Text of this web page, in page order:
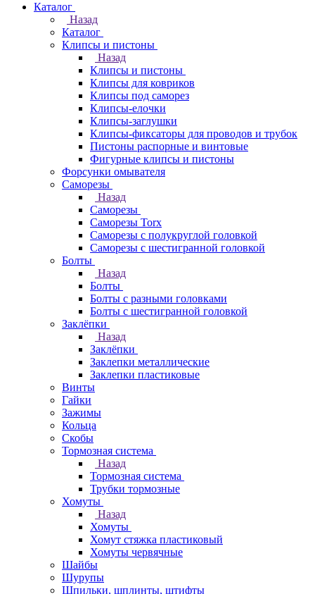
Каталог
Назад
Каталог
Клипсы и пистоны
Назад
Клипсы и пистоны
Клипсы для ковриков
Клипсы под саморез
Клипсы-елочки
Клипсы-заглушки
Клипсы-фиксаторы для проводов и трубок
Пистоны распорные и винтовые
Фигурные клипсы и пистоны
Форсунки омывателя
Саморезы
Назад
Саморезы
Саморезы Torx
Саморезы с полукруглой головкой
Саморезы с шестигранной головкой
Болты
Назад
Болты
Болты с разными головками
Болты с шестигранной головкой
Заклёпки
Назад
Заклёпки
Заклепки металлические
Заклепки пластиковые
Винты
Гайки
Зажимы
Кольца
Скобы
Тормозная система
Назад
Тормозная система
Трубки тормозные
Хомуты
Назад
Хомуты
Хомут стяжка пластиковый
Хомуты червячные
Шайбы
Шурупы
Шпильки, шплинты, штифты